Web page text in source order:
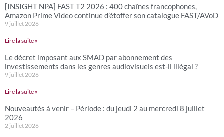
[INSIGHT NPA] FAST T2 2026 : 400 chaînes francophones,
Amazon Prime Video continue d’étoffer son catalogue FAST/AVoD
9 juillet 2026
Lire la suite »
Le décret imposant aux SMAD par abonnement des
investissements dans les genres audiovisuels est-il illégal ?
9 juillet 2026
Lire la suite »
Nouveautés à venir – Période : du jeudi 2 au mercredi 8 juillet
2026
2 juillet 2026